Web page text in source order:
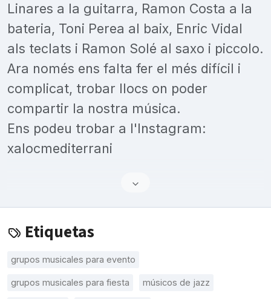
Linares a la guitarra, Ramon Costa a la
bateria, Toni Perea al baix, Enric Vidal
als teclats i Ramon Solé al saxo i piccolo.
Ara només ens falta fer el més difícil i
complicat, trobar llocs on poder
compartir la nostra música.
Ens podeu trobar a l'Instagram:
xalocmediterrani
Etiquetas
grupos musicales para evento
grupos musicales para fiesta músicos de jazz